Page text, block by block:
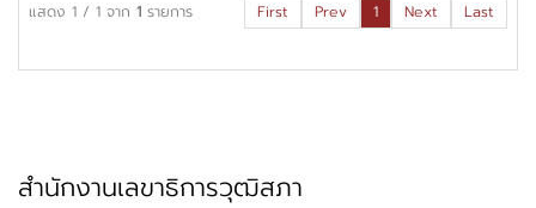
แสดง 1 / 1 จาก 1 รายการ First Prev 1 Next Last
สำนักงานเลขาธิการวุฒิสภา